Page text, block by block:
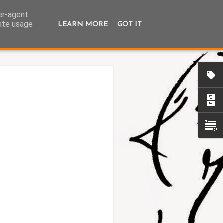
agent
usage
LEARN MORE GOT IT